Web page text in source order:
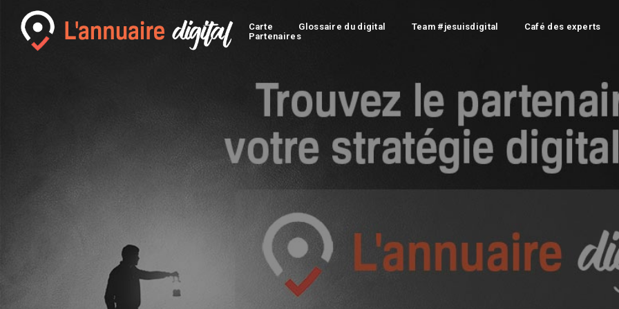
Carte Glossaire du digital Team #jesuisdigital
Café des experts
Partenaires